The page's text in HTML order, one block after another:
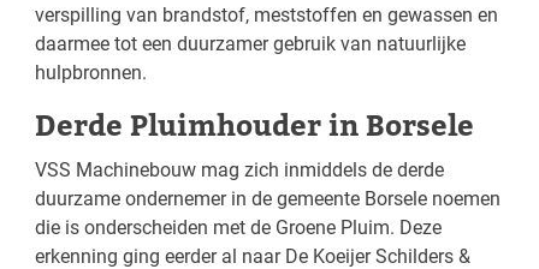
verspilling van brandstof, meststoffen en gewassen en
daarmee tot een duurzamer gebruik van natuurlijke
hulpbronnen.
Derde Pluimhouder in Borsele
VSS Machinebouw mag zich inmiddels de derde
duurzame ondernemer in de gemeente Borsele noemen
die is onderscheiden met de Groene Pluim. Deze
erkenning ging eerder al naar De Koeijer Schilders &